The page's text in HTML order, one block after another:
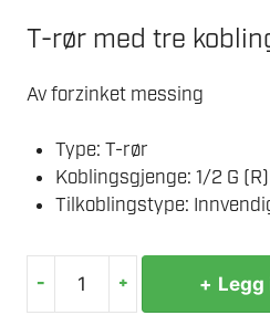
T-rør med tre
Av forzinket messing
Type: T-rør
Koblingsgjenge: 1/2 G (R)
Tilkoblingstype:
- + +